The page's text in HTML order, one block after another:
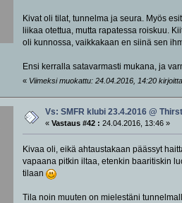
Kivat oli tilat, tunnelma ja seura. Myös
liikaa otettua, mutta rapatessa roiskuu.
oli kunnossa, vaikkakaan en siinä sen
Ensi kerralla satavarmasti mukana, ja
« Viimeksi muokattu: 24.04.2016, 14:20
Vs: SMFR klubi 23.4.2016 @
«Vastaus #42 : 24.04.2016, 13:46 »
Kivaa oli, eikä ahtaustakaan päässyt
vapaana pitkin iltaa, etenkin baaritiskin
tilaan
Tila noin muuten on mielestäni